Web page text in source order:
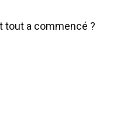
tout a commencé ?